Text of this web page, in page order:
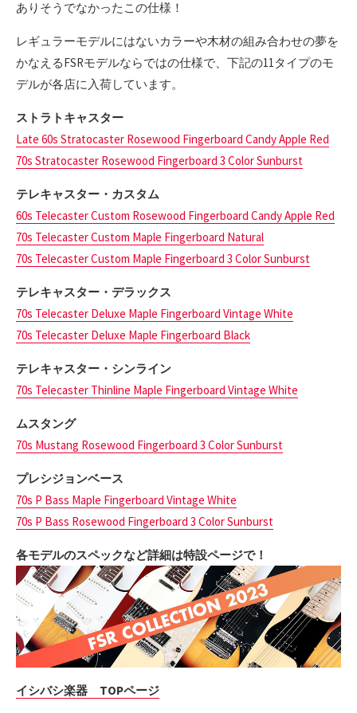
ありそうでなかったこの仕様！
レギュラーモデルにはないカラーや木材の組み合わせの夢を
かなえるFSRモデルならではの仕様で、下記の11タイプのモ
デルが各店に入荷しています。
ストラトキャスター
Late 60s Stratocaster Rosewood Fingerboard Candy Apple Red
70s Stratocaster Rosewood Fingerboard 3 Color Sunburst
テレキャスター・カスタム
60s Telecaster Custom Rosewood Fingerboard Candy Apple Red
70s Telecaster Custom Maple Fingerboard Natural
70s Telecaster Custom Maple Fingerboard 3 Color Sunburst
テレキャスター・デラックス
70s Telecaster Deluxe Maple Fingerboard Vintage White
70s Telecaster Deluxe Maple Fingerboard Black
テレキャスター・シンライン
70s Telecaster Thinline Maple Fingerboard Vintage White
ムスタング
70s Mustang Rosewood Fingerboard 3 Color Sunburst
プレシジョンベース
70s P Bass Maple Fingerboard Vintage White
70s P Bass Rosewood Fingerboard 3 Color Sunburst
各モデルのスペックなど詳細は特設ページで！
イシバシ楽器 TOPページ